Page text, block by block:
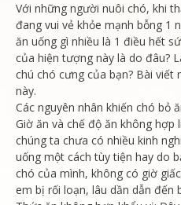
Với những người nuôi chó, khi
đang vui vẻ khỏe mạnh bỗng 1
ăn uống gì nhiều là 1 điều hết
của hiện tượng này là do đâu?
chú chó cưng của bạn? Bài viết
này.
Các nguyên nhân khiến chó bỏ
Giờ ăn và chế độ ăn không hợp
chúng ta chưa có nhiều kinh
uống một cách tùy tiện hay do
chó của mình, không có giờ
em bị rối loạn, lâu dần dẫn đến